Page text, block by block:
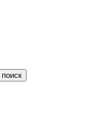
поиск